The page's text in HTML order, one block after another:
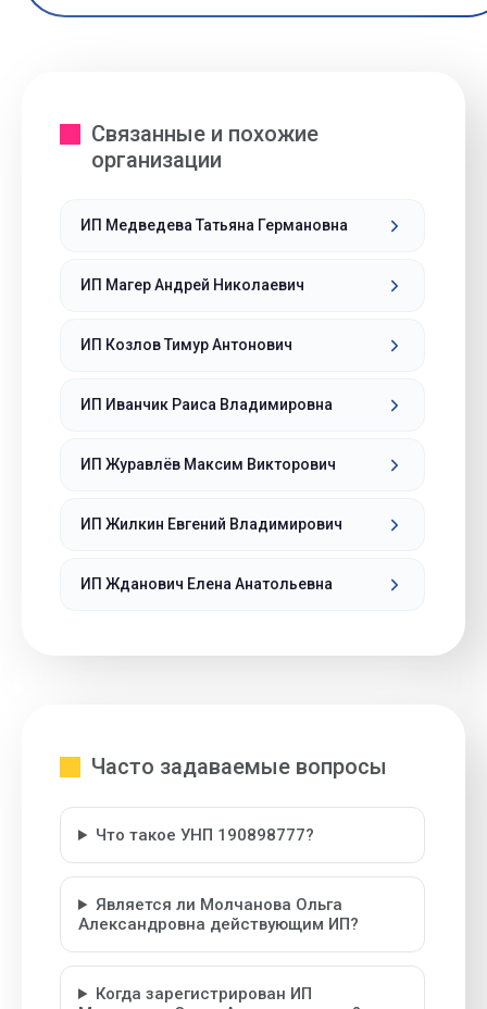
Связанные и похожие
организации
ИП Медведева Татьяна Германовна
ИП Магер Андрей Николаевич
ИП Козлов Тимур Антонович
ИП Иванчик Раиса Владимировна
ИП Журавлёв Максим Викторович
ИП Жилкин Евгений Владимирович
ИП Жданович Елена Анатольевна
Часто задаваемые вопросы
Что такое УНП 190898777?
Является ли Молчанова Ольга
Александровна действующим ИП?
Когда зарегистрирован ИП